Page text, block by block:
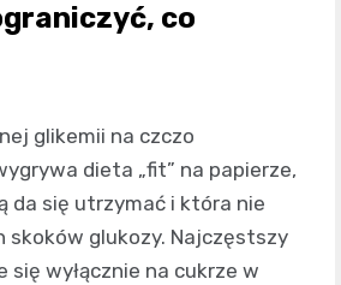
co
glikemii na czczo
dieta „fit” na papierze,
da się utrzymać i która nie
skoków glukozy. Najczęstszy
się wyłącznie na cukrze w